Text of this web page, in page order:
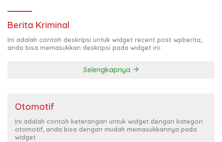
Berita Kriminal
Ini adalah contoh deskripsi untuk widget recent post wpberita,
anda bisa memasukkan deskripsi pada widget ini.
Selengkapnya
Otomotif
Ini adalah contoh keterangan untuk widget dengan kategori
otomotif, anda bisa dengan mudah memasukkannya pada
widget.